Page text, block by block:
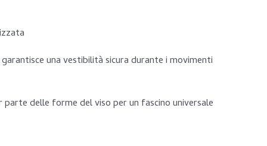
German
una vestibilità sicura durante i movimenti
delle forme del viso per un fascino universale